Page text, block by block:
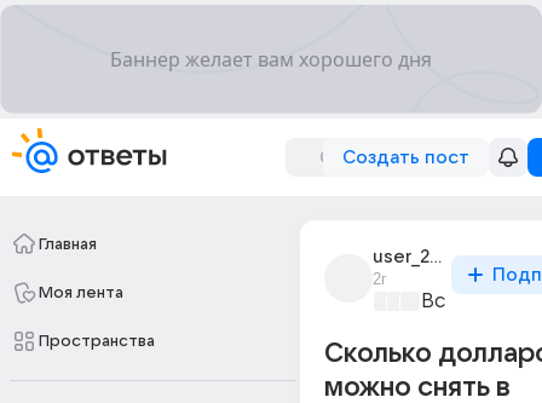
Создать пост
Главная
Моя лента
Пространства
user_279740883
2г
Все про
Сколько
можно снять в